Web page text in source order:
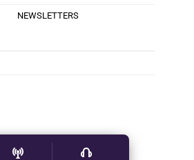
NEWSLETTERS